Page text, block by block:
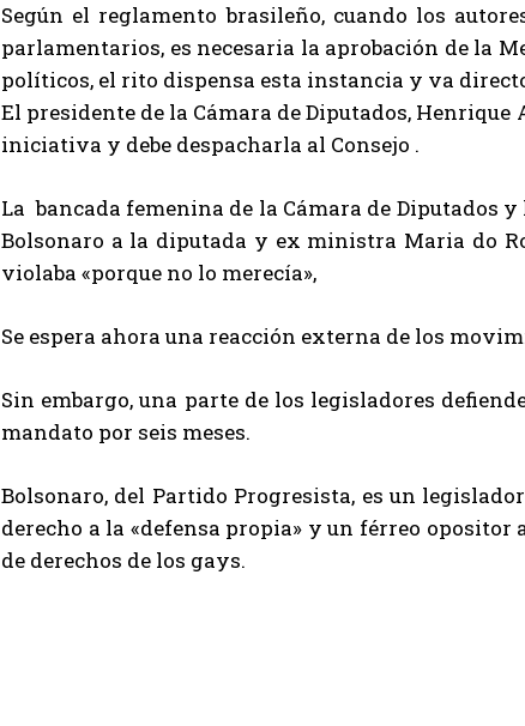
Según el reglamento brasileño, cuando los
parlamentarios, es necesaria la aprobación de la
políticos, el rito dispensa esta instancia y va
El presidente de la Cámara de Diputados,
iniciativa y debe despacharla al Consejo .
La bancada femenina de la Cámara de Diputados
Bolsonaro a la diputada y ex ministra Maria do
violaba «porque no lo merecía»,
Se espera ahora una reacción externa de los
Sin embargo, una parte de los legisladores
mandato por seis meses.
Bolsonaro, del Partido Progresista, es un
derecho a la «defensa propia» y un férreo
de derechos de los gays.